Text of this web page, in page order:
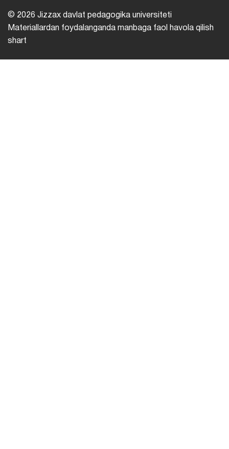
© 2026 Jizzax davlat pedagogika universiteti
Materiallardan foydalanganda manbaga faol havola qilish
shart